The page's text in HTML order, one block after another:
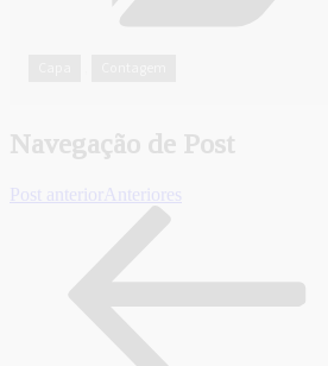
Navegação de Post
Post anterior Anteriores